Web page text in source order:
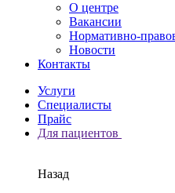
О центре
Вакансии
Нормативно-
Новости
Контакты
Услуги
Специалисты
Прайс
Для пациентов
Назад